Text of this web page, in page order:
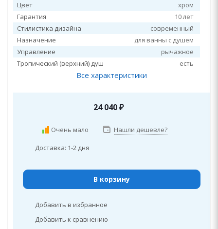
Цвет
хром
Гарантия
10 лет
Стилистика дизайна
современный
Назначение
для ванны с душем
Управление
рычажное
Тропический (верхний) душ
есть
Все характеристики
24 040₽
Очень мало Нашли дешевле?
Доставка: 1-2 дня
В корзину
Добавить в избранное
Добавить к сравнению